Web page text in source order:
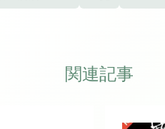
関連記事